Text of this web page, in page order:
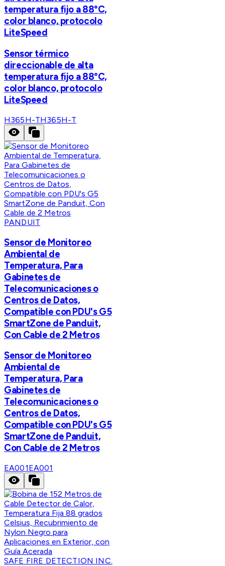
temperatura fijo a 88°C,
color blanco, protocolo
LiteSpeed
Sensor térmico
direccionable de alta
temperatura fijo a 88°C,
color blanco, protocolo
LiteSpeed
H365H-TH365H-T
PANDUIT
Sensor de Monitoreo
Ambiental de
Temperatura, Para
Gabinetes de
Telecomunicaciones o
Centros de Datos,
Compatible con PDU's G5
SmartZone de Panduit,
Con Cable de 2 Metros
Sensor de Monitoreo
Ambiental de
Temperatura, Para
Gabinetes de
Telecomunicaciones o
Centros de Datos,
Compatible con PDU's G5
SmartZone de Panduit,
Con Cable de 2 Metros
EA001EA001
SAFE FIRE DETECTION INC.